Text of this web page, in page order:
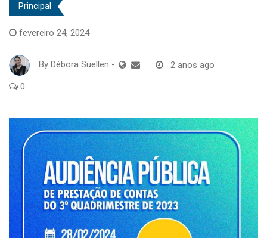
Principal
fevereiro 24, 2024
By Débora Suellen - 2 anos ago
0